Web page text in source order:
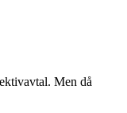
Men då